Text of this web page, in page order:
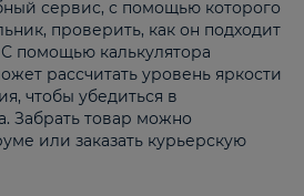
сервис, с помощью которого
проверить, как он подходит
помощью калькулятора
рассчитать уровень яркости
чтобы убедиться в
Забрать товар можно
или заказать курьерскую